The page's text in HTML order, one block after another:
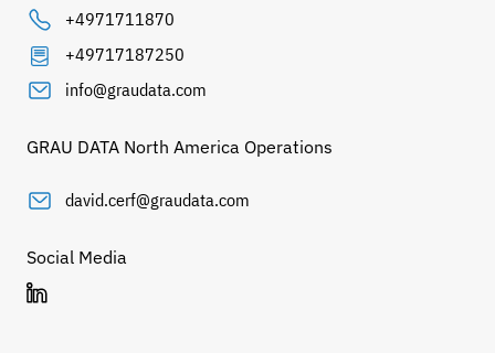
+4971711870
+49717187250
info@graudata.com
GRAU DATA North America Operations
david.cerf@graudata.com
Social Media